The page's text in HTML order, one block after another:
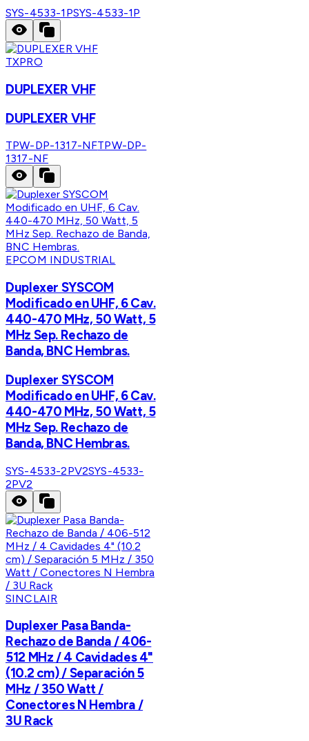
SYS-4533-1PSYS-4533-1P
TXPRO
DUPLEXER VHF
DUPLEXER VHF
TPW-DP-1317-NFTPW-DP-
1317-NF
EPCOM INDUSTRIAL
Duplexer SYSCOM
Modificado en UHF, 6 Cav.
440-470 MHz, 50 Watt, 5
MHz Sep. Rechazo de
Banda, BNC Hembras.
Duplexer SYSCOM
Modificado en UHF, 6 Cav.
440-470 MHz, 50 Watt, 5
MHz Sep. Rechazo de
Banda, BNC Hembras.
SYS-4533-2PV2SYS-4533-
2PV2
SINCLAIR
Duplexer Pasa Banda-
Rechazo de Banda / 406-
512 MHz / 4 Cavidades 4"
(10.2 cm) / Separación 5
MHz / 350 Watt /
Conectores N Hembra /
3U Rack